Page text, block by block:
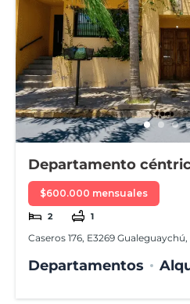
Departamento
amueblado
$600.000 mensuales
2 1
Caseros 176, E3269
Departamentos